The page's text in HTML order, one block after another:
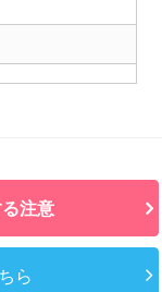
注意
ら